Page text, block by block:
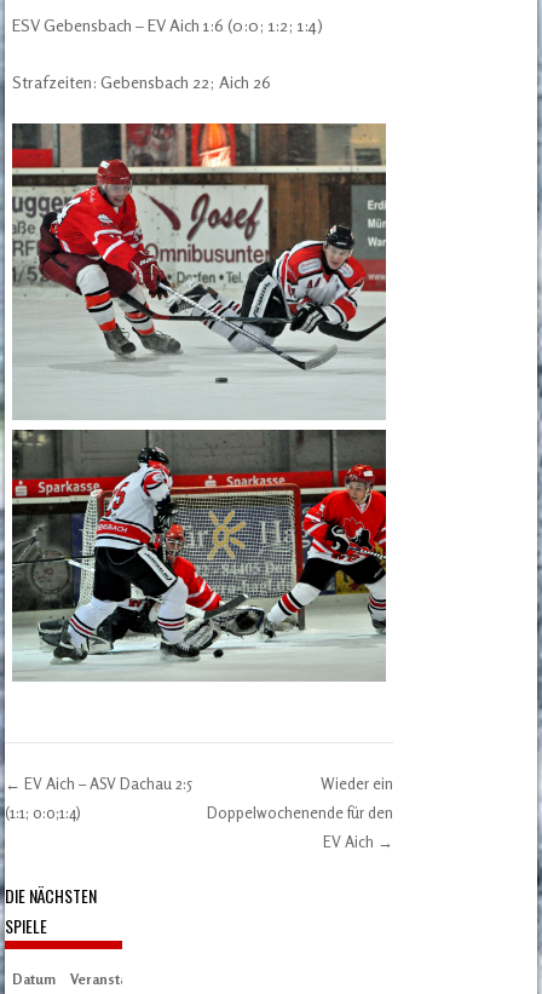
ESV Gebensbach – EV Aich 1:6 (0:0; 1:2; 1:4)
Strafzeiten: Gebensbach 22; Aich 26
Post navigation
← EV Aich – ASV Dachau 2:5
(1:1; 0:0;1:4)
Wieder ein
Doppelwochenende für den
EV Aich →
DIE NÄCHSTEN
SPIELE
Datum Veranstaltung